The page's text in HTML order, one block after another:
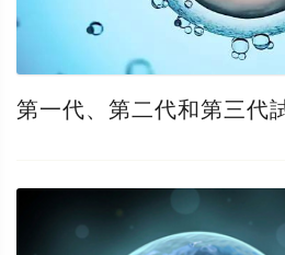
第一代、第二代和第三代